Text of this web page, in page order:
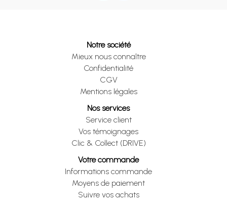
Notre société
Mieux nous connaître
Confidentialité
CGV
Mentions légales
Nos services
Service client
Vos témoignages
Clic & Collect (DRIVE)
Votre commande
Informations commande
Moyens de paiement
Suivre vos achats